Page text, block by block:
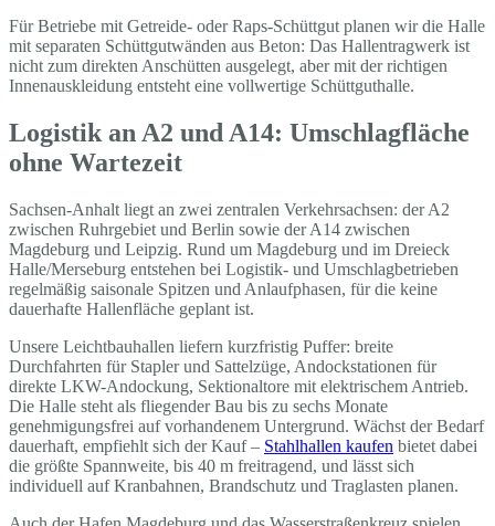
Für Betriebe mit Getreide- oder Raps-Schüttgut planen wir die Halle
mit separaten Schüttgutwänden aus Beton: Das Hallentragwerk ist
nicht zum direkten Anschütten ausgelegt, aber mit der richtigen
Innenauskleidung entsteht eine vollwertige Schüttguthalle.
Logistik an A2 und A14: Umschlagfläche
ohne Wartezeit
Sachsen-Anhalt liegt an zwei zentralen Verkehrsachsen: der A2
zwischen Ruhrgebiet und Berlin sowie der A14 zwischen
Magdeburg und Leipzig. Rund um Magdeburg und im Dreieck
Halle/Merseburg entstehen bei Logistik- und Umschlagbetrieben
regelmäßig saisonale Spitzen und Anlaufphasen, für die keine
dauerhafte Hallenfläche geplant ist.
Unsere Leichtbauhallen liefern kurzfristig Puffer: breite
Durchfahrten für Stapler und Sattelzüge, Andockstationen für
direkte LKW-Andockung, Sektionaltore mit elektrischem Antrieb.
Die Halle steht als fliegender Bau bis zu sechs Monate
genehmigungsfrei auf vorhandenem Untergrund. Wächst der Bedarf
dauerhaft, empfiehlt sich der Kauf – Stahlhallen kaufen bietet dabei
die größte Spannweite, bis 40 m freitragend, und lässt sich
individuell auf Kranbahnen, Brandschutz und Traglasten planen.